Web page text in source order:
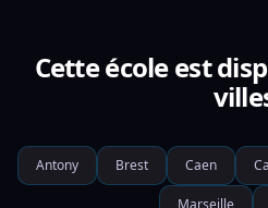
Cette école est
Antony Brest Caen
Marseille